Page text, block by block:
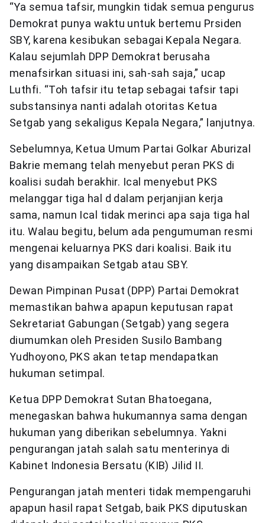
“Ya semua tafsir, mungkin tidak semua pengurus
Demokrat punya waktu untuk bertemu Prsiden
SBY, karena kesibukan sebagai Kepala Negara.
Kalau sejumlah DPP Demokrat berusaha
menafsirkan situasi ini, sah-sah saja,” ucap
Luthfi. “Toh tafsir itu tetap sebagai tafsir tapi
substansinya nanti adalah otoritas Ketua
Setgab yang sekaligus Kepala Negara,” lanjutnya.
Sebelumnya, Ketua Umum Partai Golkar Aburizal
Bakrie memang telah menyebut peran PKS di
koalisi sudah berakhir. Ical menyebut PKS
melanggar tiga hal d dalam perjanjian kerja
sama, namun Ical tidak merinci apa saja tiga hal
itu. Walau begitu, belum ada pengumuman resmi
mengenai keluarnya PKS dari koalisi. Baik itu
yang disampaikan Setgab atau SBY.
Dewan Pimpinan Pusat (DPP) Partai Demokrat
memastikan bahwa apapun keputusan rapat
Sekretariat Gabungan (Setgab) yang segera
diumumkan oleh Presiden Susilo Bambang
Yudhoyono, PKS akan tetap mendapatkan
hukuman setimpal.
Ketua DPP Demokrat Sutan Bhatoegana,
menegaskan bahwa hukumannya sama dengan
hukuman yang diberikan sebelumnya. Yakni
pengurangan jatah salah satu menterinya di
Kabinet Indonesia Bersatu (KIB) Jilid II.
Pengurangan jatah menteri tidak mempengaruhi
apapun hasil rapat Setgab, baik PKS diputuskan